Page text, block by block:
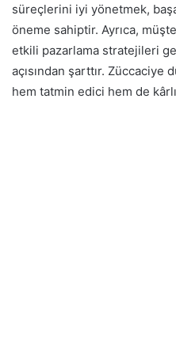
süreçlerini iyi yönetmek,
öneme sahiptir. Ayrıca,
etkili pazarlama stratejileri
açısından şarttır. Züccaciye
hem tatmin edici hem de